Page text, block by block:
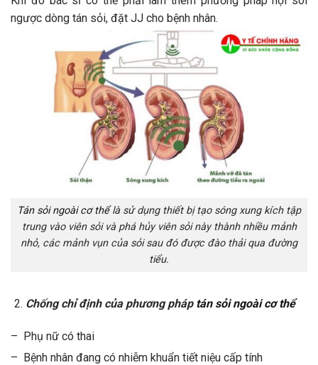
ngược dòng tán sỏi, đặt JJ cho bệnh nhân.
Tán sỏi ngoài cơ thểlà sử dụng thiết bị tạo sóng xung kích tập
trung vào viên sỏi và phá hủy viên sỏi này thành nhiều mảnh
nhỏ, các mảnh vụn của sỏi sau đó được đào thải qua đường
tiểu.
Chống chỉ định của phương pháp tán sỏi ngoài cơ thể
– Phụ nữ có thai
– Bệnh nhân đang có nhiễm khuẩn tiết niệu cấp tính